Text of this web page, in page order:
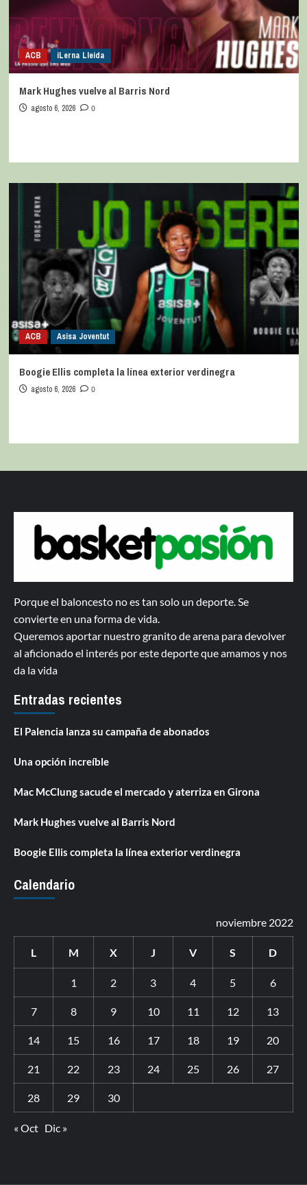
ACB iLerna Lleida
Mark Hughes vuelve al Barris Nord
agosto 6, 2026 0
ACB Asisa Joventut
Boogie Ellis completa la línea exterior verdinegra
agosto 6, 2026 0
Porque el baloncesto no es tan solo un deporte. Se
convierte en una forma de vida.
Queremos aportar nuestro granito de arena para devolver
al aficionado el interés por este deporte que amamos y nos
da la vida
Entradas recientes
El Palencia lanza su campaña de abonados
Una opción increíble
Mac McClung sacude el mercado y aterriza en Girona
Mark Hughes vuelve al Barris Nord
Boogie Ellis completa la línea exterior verdinegra
Calendario
noviembre 2022
L M X J V S D
1 2 3 4 5 6
7 8 9 10 11 12 13
14 15 16 17 18 19 20
21 22 23 24 25 26 27
28 29 30
« Oct Dic »